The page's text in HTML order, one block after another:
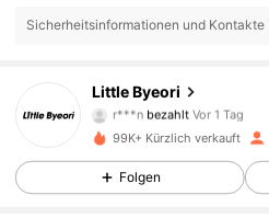
Sicherheitsinformationen und Kontakte
Little Byeori
4,82
12K Follower
r***n
bezahlt Vor 1 Tag
gefolgt
4,82 12K Follower
99K+ Kürzlich verkauft
Folgen